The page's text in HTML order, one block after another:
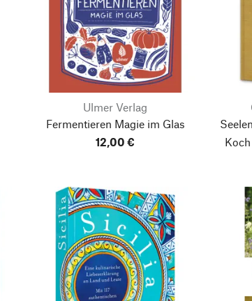
Ulmer Verlag
Fermentieren Magie im Glas
12,00 €